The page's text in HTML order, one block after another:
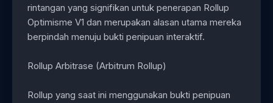
rintangan yang signifikan untuk penerapan Rollup
Optimisme V1 dan merupakan alasan utama mereka
berpindah menuju bukti penipuan interaktif.
Rollup Arbitrase (Arbitrum Rollup)
Rollup yang saat ini menggunakan bukti penipuan